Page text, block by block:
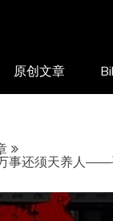
原创文章
事还须天养人